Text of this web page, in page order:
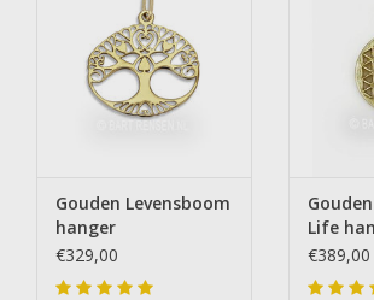
Gouden Levensboom
hanger
€329,00
Life
€389,00